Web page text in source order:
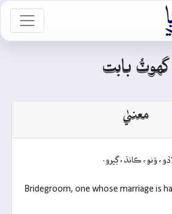
گهوٽُ بابت
معنيٰ
وَنو، ڪانڌ، ڳڀرو.
Bridegroom, one whose marriage is